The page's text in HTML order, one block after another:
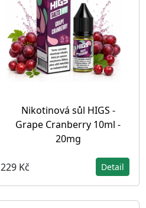
Nikotinová sůl HIGS -
Grape Cranberry 10ml -
20mg
229 Kč Detail